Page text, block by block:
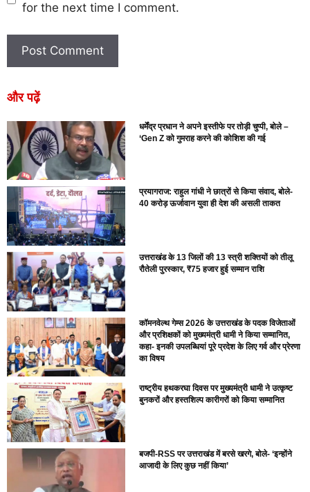
for the next time I comment.
और पढ़ें
धर्मेंद्र प्रधान ने अपने इस्तीफे पर तोड़ी चुप्पी, बोले –
‘Gen Z को गुमराह करने की कोशिश की गई
प्रयागराज: राहुल गांधी ने छात्रों से किया संवाद, बोले-
40 करोड़ ऊर्जावान युवा ही देश की असली ताकत
उत्तराखंड के 13 जिलों की 13 स्त्री शक्तियों को तीलू
रौतेली पुरस्कार, ₹75 हजार हुई सम्मान राशि
कॉमनवेल्थ गेम्स 2026 के उत्तराखंड के पदक विजेताओं
और प्रशिक्षकों को मुख्यमंत्री धामी ने किया सम्मानित,
कहा- इनकी उपलब्धियां पूरे प्रदेश के लिए गर्व और प्रेरणा
का विषय
राष्ट्रीय हथकरघा दिवस पर मुख्यमंत्री धामी ने उत्कृष्ट
बुनकरों और हस्तशिल्प कारीगरों को किया सम्मानित
बजपी-RSS पर उत्तराखंड में बरसे खरगे, बोले- ‘इन्होंने
आजादी के लिए कुछ नहीं किया’